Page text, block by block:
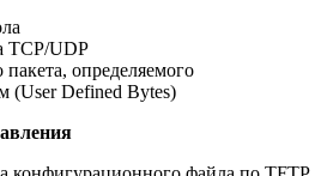
TCP/UDP
определяемого
(User Defined Bytes)